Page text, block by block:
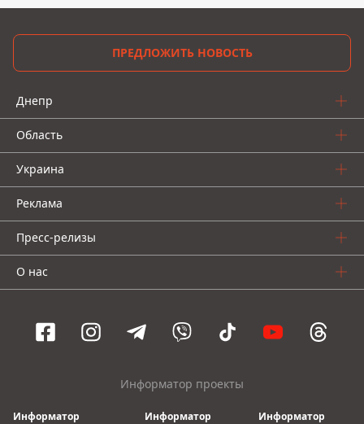
ПРЕДЛОЖИТЬ НОВОСТЬ
Днепр
Область
Украина
Реклама
Пресс-релизы
О нас
Информатор проекты
Информатор Информатор Информатор